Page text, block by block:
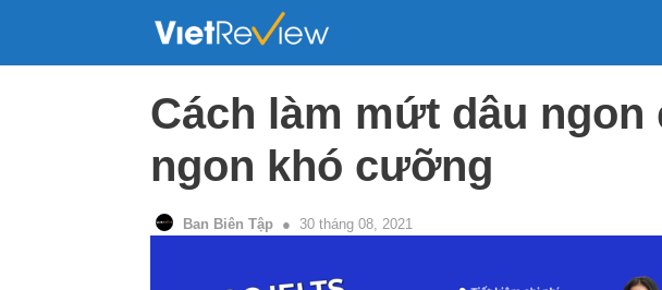
Cách làm mứt dâu
ngon khó cưỡng
Ban Biên Tập 30 tháng 08, 2021